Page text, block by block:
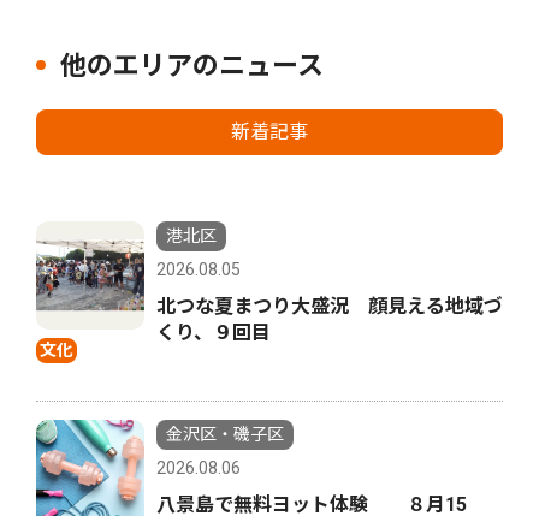
他のエリアのニュース
新着記事
文化
港北区
2026.08.05
北つな夏まつり大盛況 顔見える地域づ
くり、９回目
金沢区・磯子区
2026.08.06
八景島で無料ヨット体験 ８月15